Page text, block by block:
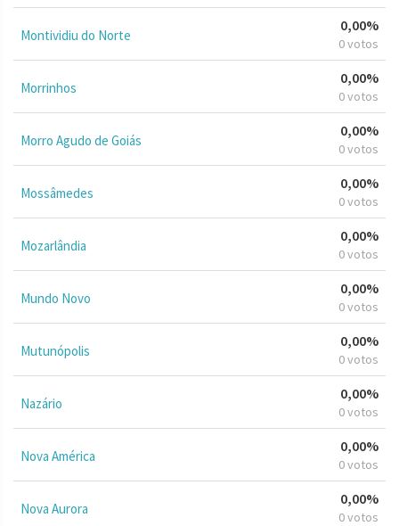
Montividiu do Norte
0,00%
0 votos
Morrinhos
0,00%
0 votos
Morro Agudo de Goiás
0,00%
0 votos
Mossâmedes
0,00%
0 votos
Mozarlândia
0,00%
0 votos
Mundo Novo
0,00%
0 votos
Mutunópolis
0,00%
0 votos
Nazário
0,00%
0 votos
Nova América
0,00%
0 votos
Nova Aurora
0,00%
0 votos